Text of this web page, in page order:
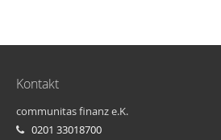
Kontakt
communitas finanz e.K.
0201 33018700